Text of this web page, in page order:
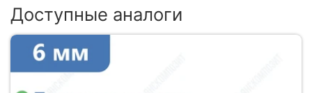
Доступные аналоги